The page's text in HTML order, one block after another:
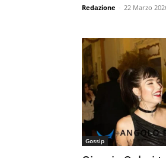
Redazione - 22 Marzo
Gossip